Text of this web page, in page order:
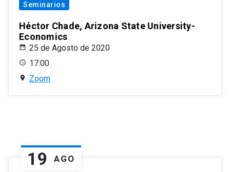
Seminarios
Héctor Chade, Arizona State University-
Economics
25 de Agosto de 2020
17:00
Zoom
19 AGO